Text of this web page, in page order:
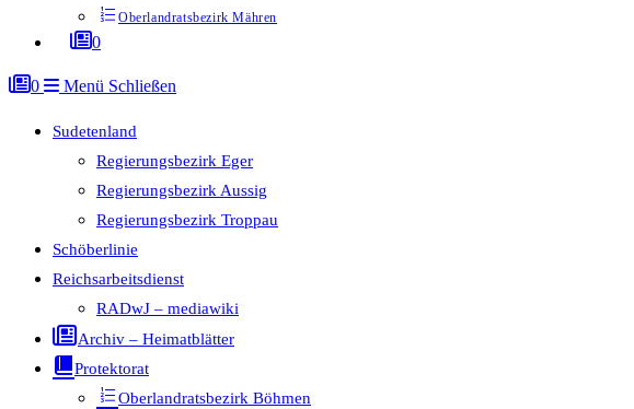
Oberlandratsbezirk Mähren
0
0 Menü Schließen
Sudetenland
Regierungsbezirk Eger
Regierungsbezirk Aussig
Regierungsbezirk Troppau
Schöberlinie
Reichsarbeitsdienst
RADwJ – mediawiki
Archiv – Heimatblätter
Protektorat
Oberlandratsbezirk Böhmen